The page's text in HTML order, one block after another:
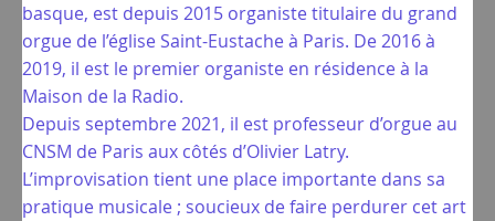
basque, est depuis 2015 organiste titulaire du grand
orgue de l’église Saint-Eustache à Paris. De 2016 à
2019, il est le premier organiste en résidence à la
Maison de la Radio.
Depuis septembre 2021, il est professeur d’orgue au
CNSM de Paris aux côtés d’Olivier Latry.
L’improvisation tient une place importante dans sa
pratique musicale ; soucieux de faire perdurer cet art